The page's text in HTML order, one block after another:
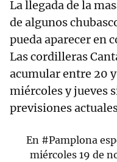
La llegada de la
de algunos
pueda aparecer en
Las cordilleras
acumular entre 20
miércoles y jueves
previsiones
En #Pamplona
miércoles 19 de